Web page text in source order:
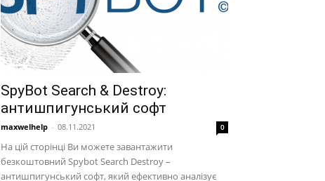
SpyBot Search & Destroy:
антишпигунський софт
maxwelhelp - 08.11.2021 0
На цій сторінці Ви можете завантажити
безкоштовний Spybot Search Destroy –
антишпигунський софт, який ефективно аналізує